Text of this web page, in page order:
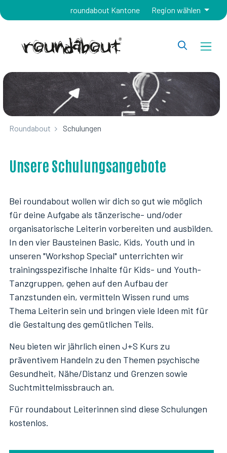
roundabout Kantone Region wählen
Roundabout Schulungen
Unsere Schulungsangebote
Bei roundabout wollen wir dich so gut wie möglich
für deine Aufgabe als tänzerische- und/oder
organisatorische Leiterin vorbereiten und ausbilden.
In den vier Bausteinen Basic, Kids, Youth und in
unseren "Workshop Special" unterrichten wir
trainingsspezifische Inhalte für Kids- und Youth-
Tanzgruppen, gehen auf den Aufbau der
Tanzstunden ein, vermitteln Wissen rund ums
Thema Leiterin sein und bringen viele Ideen mit für
die Gestaltung des gemütlichen Teils.
Neu bieten wir jährlich einen J+S Kurs zu
präventivem Handeln zu den Themen psychische
Gesundheit, Nähe/Distanz und Grenzen sowie
Suchtmittelmissbrauch an.
Für roundabout Leiterinnen sind diese Schulungen
kostenlos.